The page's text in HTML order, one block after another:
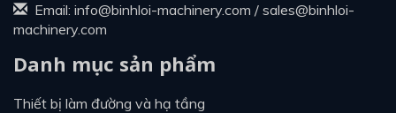
Email: info@binhloi-machinery.com / sales@binhloi-
machinery.com
Danh mục sản phẩm
thiết bị làm đường và hạ tầng